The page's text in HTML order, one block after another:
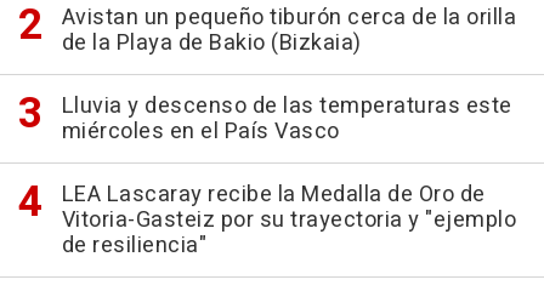
Avistan un pequeño tiburón cerca de la orilla
de la Playa de Bakio (Bizkaia)
Lluvia y descenso de las temperaturas este
miércoles en el País Vasco
LEA Lascaray recibe la Medalla de Oro de
Vitoria-Gasteiz por su trayectoria y "ejemplo
de resiliencia"